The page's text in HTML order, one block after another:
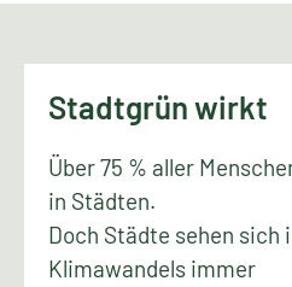
Stadtgrün wirkt
Über 75 % aller
in Städten.
Doch Städte sehen sich
Klimawandels immer